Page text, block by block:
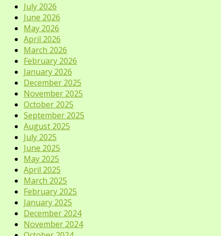
July 2026
June 2026
May 2026
April 2026
March 2026
February 2026
January 2026
December 2025
November 2025
October 2025
September 2025
August 2025
July 2025
June 2025
May 2025
April 2025
March 2025
February 2025
January 2025
December 2024
November 2024